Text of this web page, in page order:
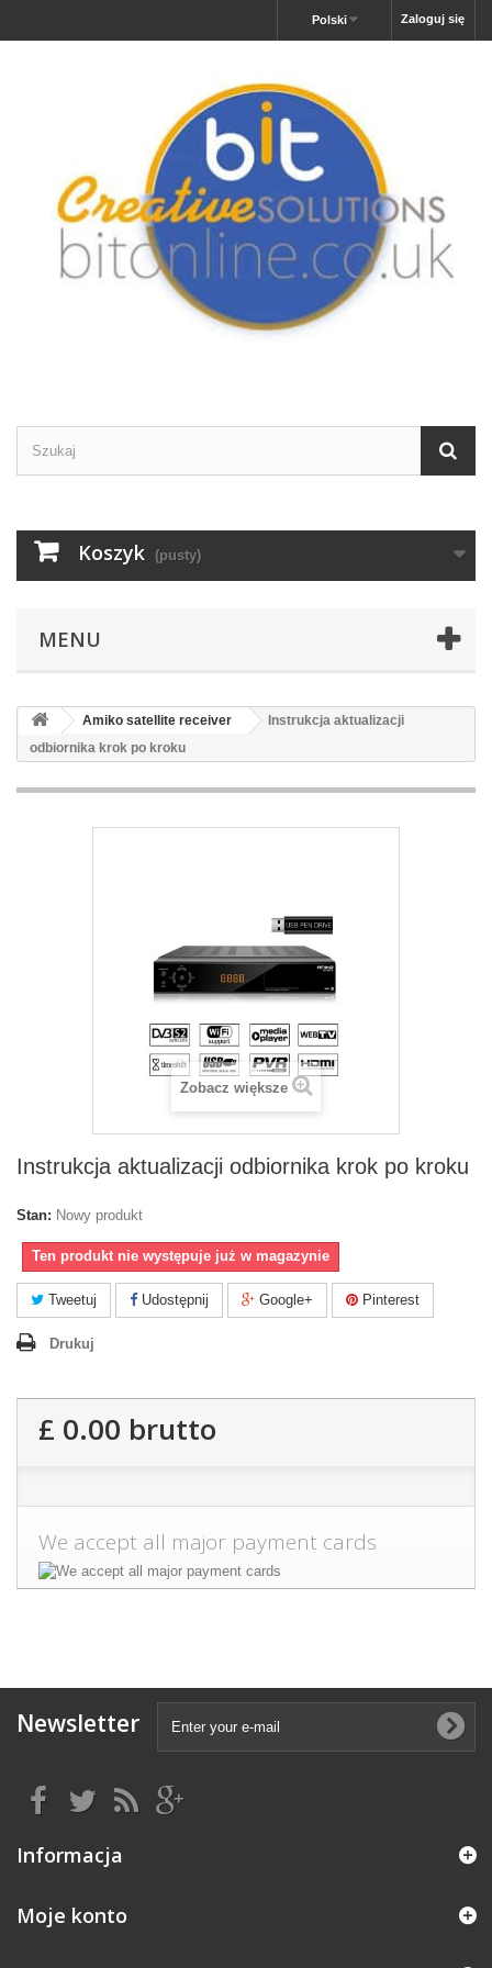
Zaloguj się
Polski
Koszyk (pusty)
MENU
Amiko satellite receiver
Instrukcja aktualizacji
odbiornika krok po kroku
Zobacz większe
Instrukcja aktualizacji odbiornika krok po kroku
Stan: Nowy produkt
Ten produkt nie występuje już w magazynie
Tweetuj Udostępnij Google+ Pinterest
Drukuj
£ 0.00 brutto
We accept all major payment cards
Newsletter
Informacja
Moje konto